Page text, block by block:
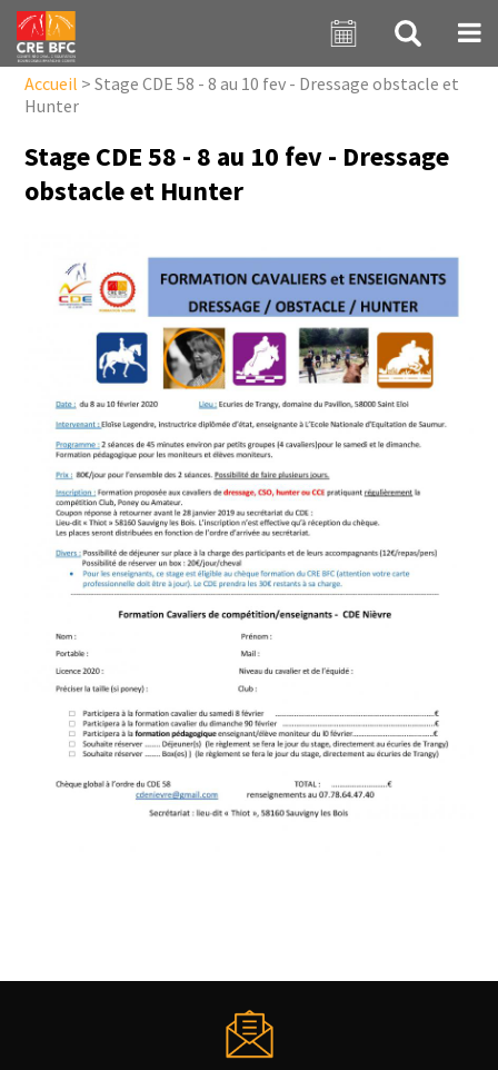
Aller au contenu principal
Accueil > Stage CDE 58 - 8 au 10 fev - Dressage obstacle et
Hunter
Stage CDE 58 - 8 au 10 fev - Dressage
obstacle et Hunter